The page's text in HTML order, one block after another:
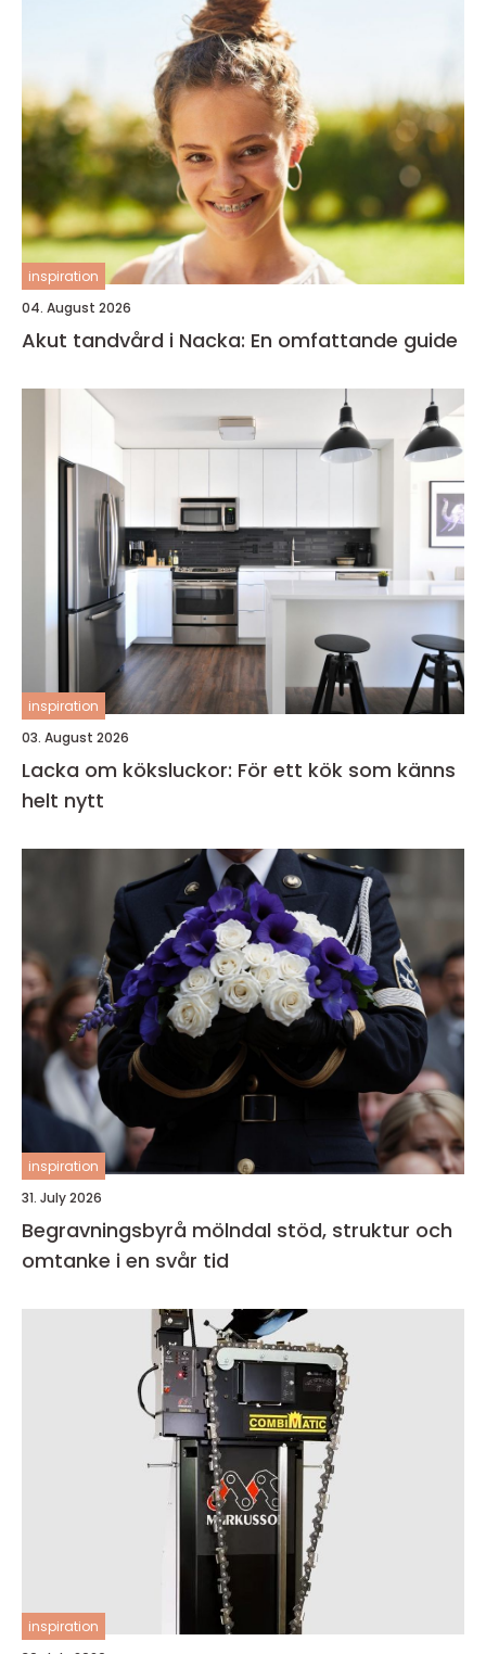
inspiration
04. August 2026
Akut tandvård i Nacka: En omfattande guide
inspiration
03. August 2026
Lacka om köksluckor: För ett kök som känns
helt nytt
inspiration
31. July 2026
Begravningsbyrå mölndal stöd, struktur och
omtanke i en svår tid
inspiration